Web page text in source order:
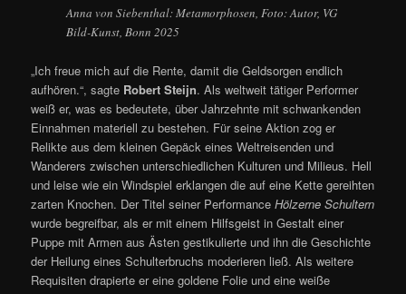
Anna von Siebenthal: Metamorphosen, Foto: Autor, VG
Bild-Kunst, Bonn 2025
„Ich freue mich auf die Rente, damit die Geldsorgen endlich
aufhören.“, sagte Robert Steijn. Als weltweit tätiger Performer
weiß er, was es bedeutete, über Jahrzehnte mit schwankenden
Einnahmen materiell zu bestehen. Für seine Aktion zog er
Relikte aus dem kleinen Gepäck eines Weltreisenden und
Wanderers zwischen unterschiedlichen Kulturen und Milieus. Hell
und leise wie ein Windspiel erklangen die auf eine Kette gereihten
zarten Knochen. Der Titel seiner PerformanceHölzerne Schultern
wurde begreifbar, als er mit einem Hilfsgeist in Gestalt einer
Puppe mit Armen aus Ästen gestikulierte und ihn die Geschichte
der Heilung eines Schulterbruchs moderieren ließ. Als weitere
Requisiten drapierte er eine goldene Folie und eine weiße